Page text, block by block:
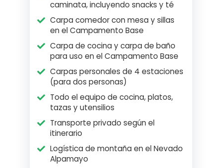
caminata, incluyendo snacks y té
Carpa comedor con mesa y sillas
en el Campamento Base
Carpa de cocina y carpa de baño
para uso en el Campamento Base
Carpas personales de 4 estaciones
(para dos personas)
Todo el equipo de cocina, platos,
tazas y utensilios
Transporte privado según el
itinerario
Logística de montaña en el Nevado
Alpamayo